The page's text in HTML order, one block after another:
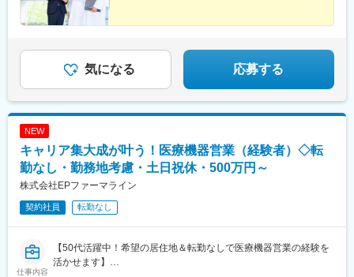
下鉄)、曽根田駅、宇都宮駅東口駅、中央前橋駅、京成千葉駅、船
橋駅、新宿駅(東京メトロ)、二重橋前駅、三越前駅、新高島駅、川
古屋駅、上栄町駅、西梅田駅、ハーバーランド駅、田中口駅、岡
山駅前駅、高松築港駅、ＪＲ松山駅前駅、高知駅前駅、祇園駅(福
岡県)、長崎駅前駅、熊本駅前駅、高見橋駅、北１２条駅、あおば
通駅、東宿郷駅、栄町駅(千葉県)、京成船橋駅、新宿駅、大手町駅
(東京都)、茅場町駅、高島町駅、電鉄富山駅、福井城址大名町駅、
鹿児島中央駅
気になる 応募する
NEW
キャリア集大成が叶う！医療機器営業（経験者）◇転
勤なし・勤務地考慮・土日祝休・500万円～
株式会社EPファーマライン
契約社員 転勤なし
仕事内容
【50代活躍中！希望の居住地＆転勤なしで医療機器営業の経験を
活かせます】